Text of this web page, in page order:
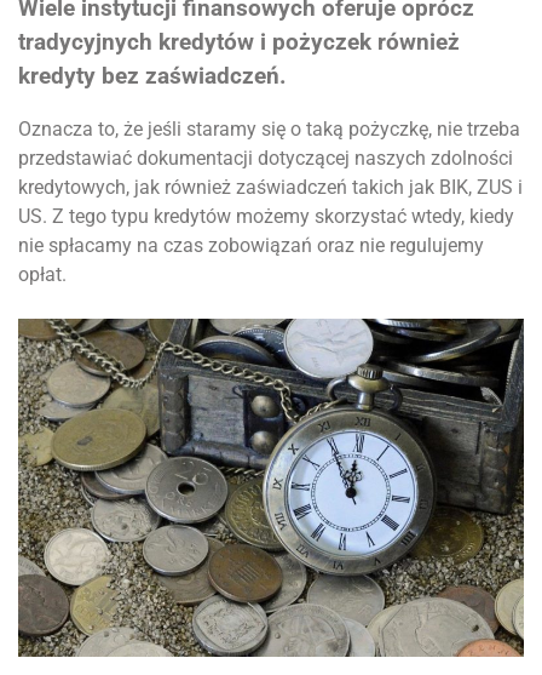
Wiele instytucji finansowych oferuje oprócz
tradycyjnych kredytów i pożyczek również
kredyty bez zaświadczeń.
Oznacza to, że jeśli staramy się o taką pożyczkę, nie trzeba
przedstawiać dokumentacji dotyczącej naszych zdolności
kredytowych, jak również zaświadczeń takich jak BIK, ZUS i
US. Z tego typu kredytów możemy skorzystać wtedy, kiedy
nie spłacamy na czas zobowiązań oraz nie regulujemy
opłat.